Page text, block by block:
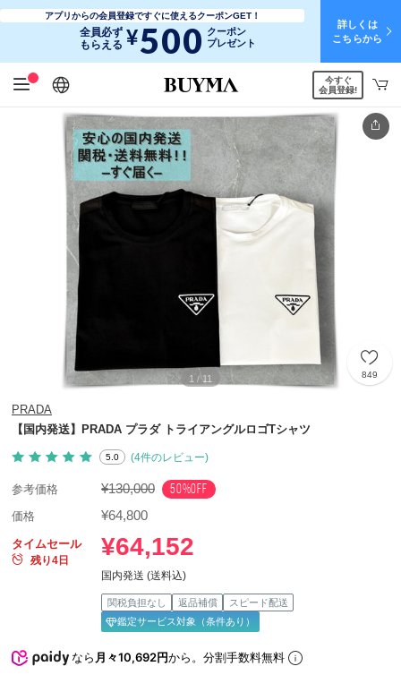
アプリからの会員登録ですぐに使えるクーポンGET！
全員必ず
もらえる ¥500 クーポン
プレゼント
詳しくは
こちらから
日本語
English
简体中文
繁體中文
今すぐ
会員登録!
1 / 11 849
PRADA
【国内発送】PRADA プラダ トライアングルロゴTシャツ
5.0 (4件のレビュー)
参考価格 ¥130,000 50%OFF
価格 ¥64,800
タイムセール
残り4日
¥64,152
国内発送 (送料込)
関税負担なし 返品補償
スピード配送
鑑定サービス対象（条件あり）
なら月々10,692円から。分割手数料無料